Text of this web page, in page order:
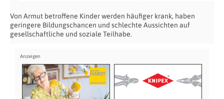
Von Armut betroffene Kinder werden häufiger krank, haben
geringere Bildungschancen und schlechte Aussichten auf
gesellschaftliche und soziale Teilhabe.